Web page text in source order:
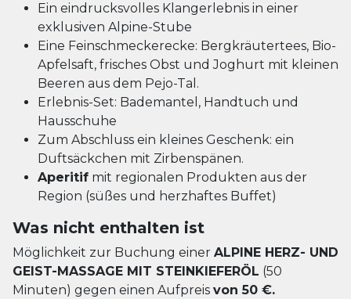
Ein eindrucksvolles Klangerlebnis in einer
exklusiven Alpine-Stube
Eine Feinschmeckerecke: Bergkräutertees, Bio-
Apfelsaft, frisches Obst und Joghurt mit kleinen
Beeren aus dem Pejo-Tal.
Erlebnis-Set: Bademantel, Handtuch und
Hausschuhe
Zum Abschluss ein kleines Geschenk: ein
Duftsäckchen mit Zirbenspänen.
Aperitif mit regionalen Produkten aus der
Region (süßes und herzhaftes Buffet)
Was nicht enthalten ist
Möglichkeit zur Buchung einer ALPINE HERZ- UND
GEIST-MASSAGE MIT STEINKIEFERÖL (50
Minuten) gegen einen Aufpreis von 50 €.